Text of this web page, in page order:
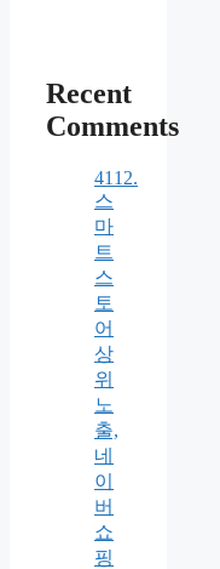
Recent
Comments
4112.
스
마
트
스
토
어
상
위
노
출,
네
이
버
쇼
핑